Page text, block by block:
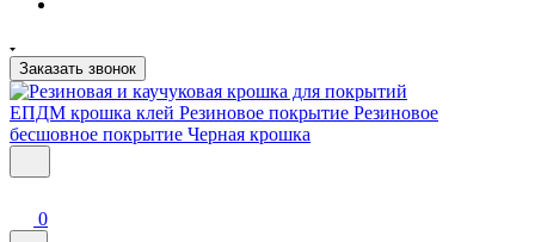
Заказать звонок
ЕПДМ крошка клей Резиновое покрытие Резиновое
бесшовное покрытие Черная крошка
0